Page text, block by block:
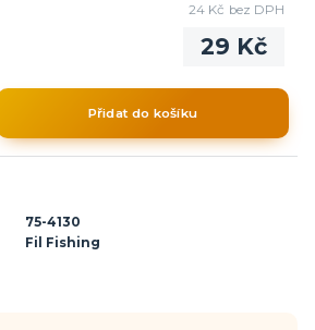
29 Kč
24 Kč bez DPH
Přidat do košíku
75-4130
Fil Fishing